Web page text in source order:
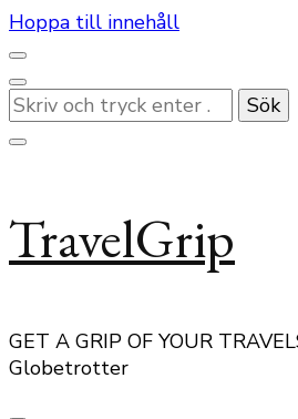
Hoppa till innehåll
Letar
du
efter
TravelGrip
GET A GRIP OF YOUR
Globetrotter